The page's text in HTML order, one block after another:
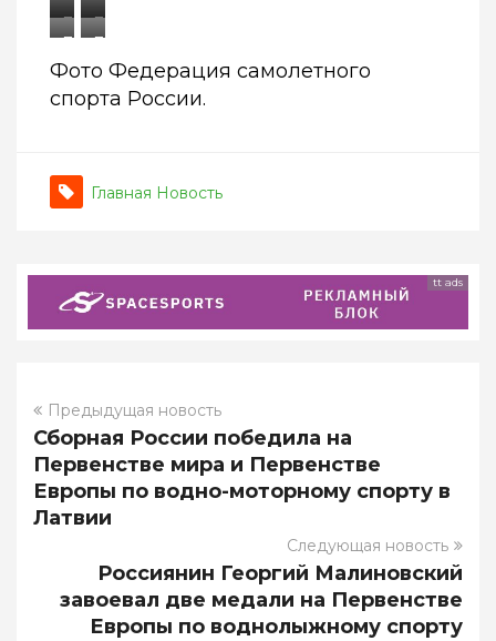
подпись,
изображен,
автор
и
т.д.
подпись,
изображен,
автор
и
подпись,
кто
изображен,
источник
и
подпись,
кто
изображен,
Фото Федерация самолетного
спорта России.
Главная Новость
tt ads
Предыдущая новость
Сборная России победила на
Первенстве мира и Первенстве
Европы по водно-моторному спорту в
Латвии
Следующая новость
Россиянин Георгий Малиновский
завоевал две медали на Первенстве
Европы по воднолыжному спорту